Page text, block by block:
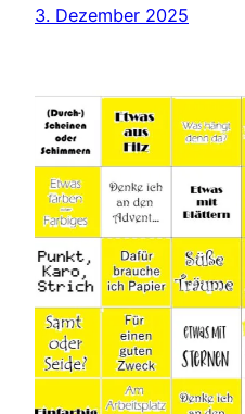
3. Dezember 2025